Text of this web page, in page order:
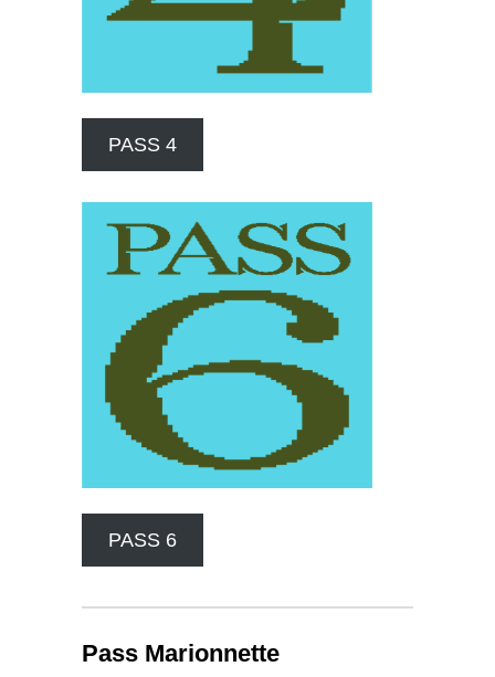
PASS 4
PASS 6
Pass Marionnette